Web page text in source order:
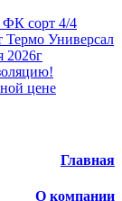
сорт 4/4
Универсал
2026г
цене
Главная
О компании